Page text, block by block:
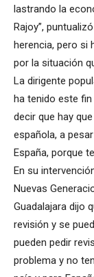
lastrando la
Rajoy”,
herencia, pero si
por la situación
La dirigente
ha tenido este fin
decir que hay
española, a
España, porque
En su
Nuevas
Guadalajara dijo
revisión y se
pueden pedir
problema y no